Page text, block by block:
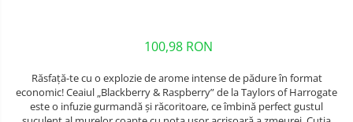
100,98 RON
Răsfață-te cu o explozie de arome intense de pădure în format
economic! Ceaiul „Blackberry & Raspberry” de la Taylors of Harrogate
este o infuzie gurmandă și răcoritoare, ce îmbină perfect gustul